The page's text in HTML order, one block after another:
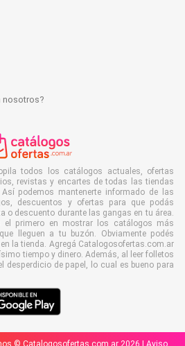
nosotros?
todos los catálogos actuales, ofertas
revistas y encartes de todas las tiendas
podemos mantenerte informado de las
descuentos y ofertas para que podás
o descuento durante las gangas en tu área.
el primero en mostrar los catálogos más
lleguen a tu buzón. Obviamente podés
la tienda. Agregá Catalogosofertas.com.ar
tiempo y dinero. Además, al leer folletos
desperdicio de papel, lo cual es bueno para
© Catalogosofertas.com.ar 2026 | Aviso